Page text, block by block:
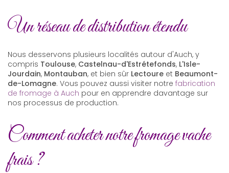
Un réseau de distribution étendu
Nous desservons plusieurs localités autour d'Auch, y
compris Toulouse, Castelnau-d'Estrétefonds, L'Isle-
Jourdain, Montauban, et bien sûr Lectoure et Beaumont-
de-Lomagne. Vous pouvez aussi visiter notre fabrication
de fromage à Auch pour en apprendre davantage sur
nos processus de production.
Comment acheter notre fromage vache
frais ?